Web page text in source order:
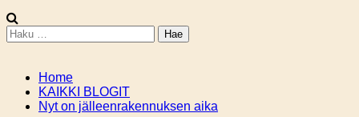
Haku:
Home
KAIKKI BLOGIT
Nyt on jälleenrakennuksen aika